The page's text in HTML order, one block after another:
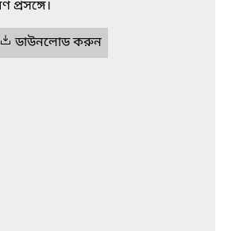
প্রসঙ্গে।
ডাউনলোড করুন